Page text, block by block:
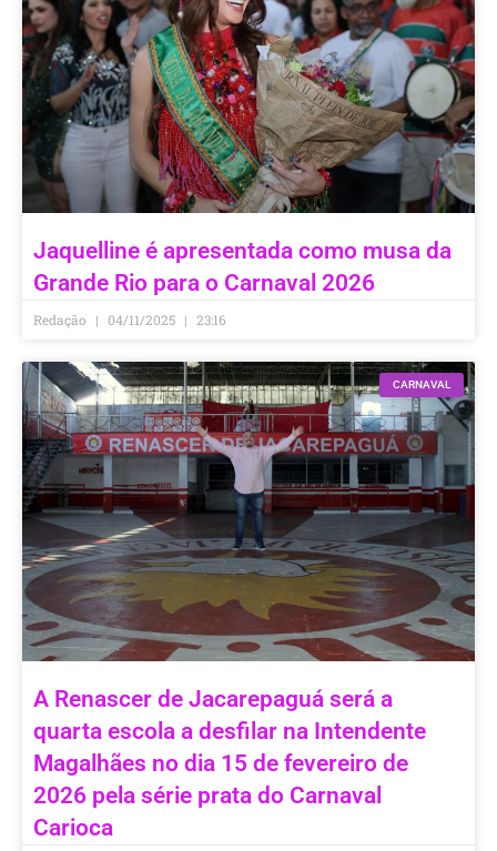
Jaquelline é apresentada como musa da
Grande Rio para o Carnaval 2026
Redação 04/11/2025 23:16
CARNAVAL
A Renascer de Jacarepaguá será a
quarta escola a desfilar na Intendente
Magalhães no dia 15 de fevereiro de
2026 pela série prata do Carnaval
Carioca